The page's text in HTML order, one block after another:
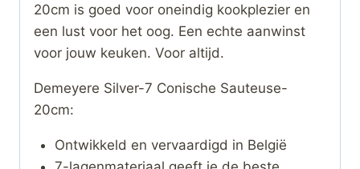
20cm is goed voor oneindig kookplezier en
een lust voor het oog. Een echte aanwinst
voor jouw keuken. Voor altijd.
Demeyere Silver-7 Conische Sauteuse-
20cm:
Ontwikkeld en vervaardigd in België